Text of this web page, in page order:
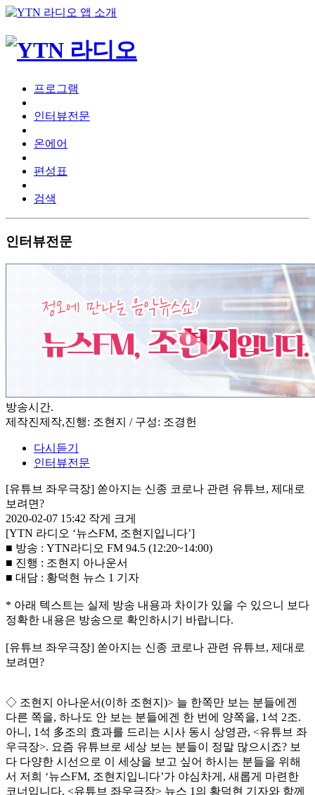
프로그램
인터뷰전문
온에어
편성표
검색
인터뷰전문
방송시간.
제작진제작,진행: 조현지 / 구성: 조경헌
다시듣기
인터뷰전문
[유튜브 좌우극장] 쏟아지는 신종 코로나 관련 유튜브, 제대로
보려면?
2020-02-07 15:42 작게
크게
[YTN 라디오 ‘뉴스FM, 조현지입니다’]
■ 방송 : YTN라디오 FM 94.5 (12:20~14:00)
■ 진행 : 조현지 아나운서
■ 대담 : 황덕현 뉴스 1 기자
* 아래 텍스트는 실제 방송 내용과 차이가 있을 수 있으니 보다
정확한 내용은 방송으로 확인하시기 바랍니다.
[유튜브 좌우극장] 쏟아지는 신종 코로나 관련 유튜브, 제대로
보려면?
◇ 조현지 아나운서(이하 조현지)> 늘 한쪽만 보는 분들에겐
다른 쪽을, 하나도 안 보는 분들에겐 한 번에 양쪽을, 1석 2조.
아니, 1석 多조의 효과를 드리는 시사 동시 상영관, <유튜브 좌
우극장>. 요즘 유튜브로 세상 보는 분들이 정말 많으시죠? 보
다 다양한 시선으로 이 세상을 보고 싶어 하시는 분들을 위해
서 저희 ‘뉴스FM, 조현지입니다’가 야심차게, 새롭게 마련한
코너입니다. <유튜브 좌우극장> 뉴스 1의 황덕현 기자와 함께